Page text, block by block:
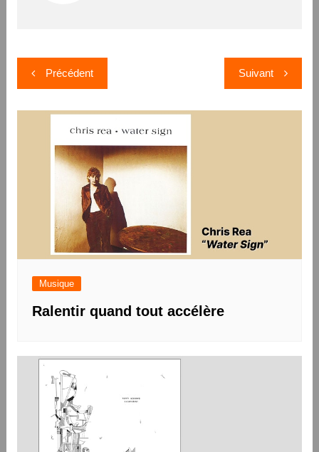
Navigation
de
l’article
Précédent Suivant
Musique
Ralentir quand tout accélère